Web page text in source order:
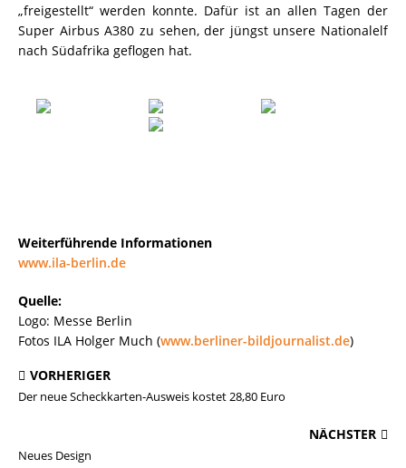
„freigestellt“ werden konnte. Dafür ist an allen Tagen der
Super Airbus A380 zu sehen, der jüngst unsere Nationalelf
nach Südafrika geflogen hat.
Weiterführende Informationen
www.ila-berlin.de
Quelle:
Logo: Messe Berlin
Fotos ILA Holger Much (www.berliner-bildjournalist.de)
VORHERIGER
Der neue Scheckkarten-Ausweis kostet 28,80 Euro
NÄCHSTER
Neues Design